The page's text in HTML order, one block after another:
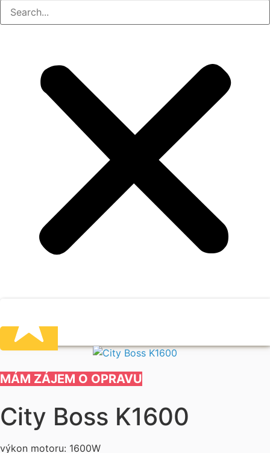
MÁM ZÁJEM O OPRAVU
City Boss K1600
výkon motoru: 1600W